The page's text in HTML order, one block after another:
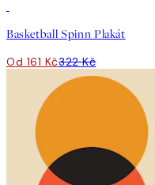
Basketball Spinn Plakát
Od 161 Kč322 Kč